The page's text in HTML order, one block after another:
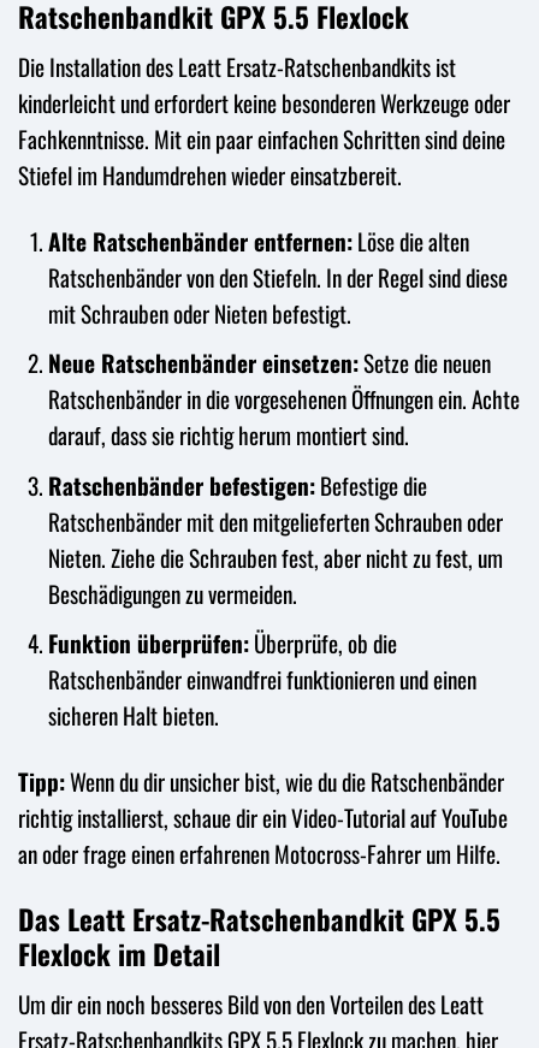
Ratschenbandkit GPX 5.5 Flexlock
Die Installation des Leatt Ersatz-Ratschenbandkits ist
kinderleicht und erfordert keine besonderen Werkzeuge oder
Fachkenntnisse. Mit ein paar einfachen Schritten sind deine
Stiefel im Handumdrehen wieder einsatzbereit.
Alte Ratschenbänder entfernen:Löse die alten
Ratschenbänder von den Stiefeln. In der Regel sind diese
mit Schrauben oder Nieten befestigt.
Neue Ratschenbänder einsetzen:Setze die neuen
Ratschenbänder in die vorgesehenen Öffnungen ein. Achte
darauf, dass sie richtig herum montiert sind.
Ratschenbänder befestigen:Befestige die
Ratschenbänder mit den mitgelieferten Schrauben oder
Nieten. Ziehe die Schrauben fest, aber nicht zu fest, um
Beschädigungen zu vermeiden.
Funktion überprüfen:Überprüfe, ob die
Ratschenbänder einwandfrei funktionieren und einen
sicheren Halt bieten.
Tipp:Wenn du dir unsicher bist, wie du die Ratschenbänder
richtig installierst, schaue dir ein Video-Tutorial auf YouTube
an oder frage einen erfahrenen Motocross-Fahrer um Hilfe.
Das Leatt Ersatz-Ratschenbandkit GPX 5.5
Flexlock im Detail
Um dir ein noch besseres Bild von den Vorteilen des Leatt
Ersatz-Ratschenbandkits GPX 5.5 Flexlock zu machen, hier